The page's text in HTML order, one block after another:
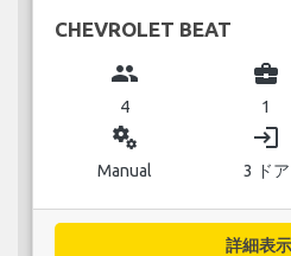
CHEVROLET BEAT
group
4
business_center
1
miscellaneous_services
Manual
login
3 ドア
詳細表